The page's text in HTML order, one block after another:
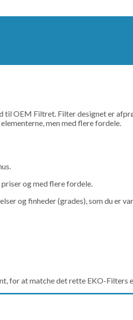
OEM Filtret. Filter designet er
men med flere fordele.
og med flere fordele.
og finheder (grades), som du er
for at matche det rette EKO-Filters